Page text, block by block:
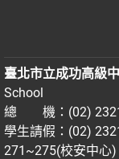
臺北市立成功高級
School
總 機：(02)
學生請假：(02)
271~275(校安中心)